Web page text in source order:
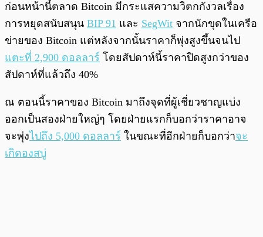
ก่อนหน้านี้ตลาด Bitcoin มีกระแสความวิตกกังวลเรื่อง
การหยุดสนับสนุน BIP 91 และ SegWit จากนักขุดในเครือ
ข่ายของ Bitcoin แต่หลังจากนั้นราคาก็พุ่งสูงขึ้นจนไป
แตะที่ 2,900 ดอลลาร์ โดยสัปดาห์นี้ราคาปิดสูงกว่าของ
สัปดาห์ที่แล้วถึง 40%
ณ ตอนนี้ราคาของ Bitcoin มาถึงจุดที่ผู้เชี่ยวชาญแบ่ง
ออกเป็นสองฝ่ายใหญ่ๆ โดยฝ่ายแรกก็บอกว่าราคาอาจ
จะพุ่งไปถึง 5,000 ดอลลาร์ ในขณะที่อีกฝ่ายก็บอกว่าจะ
เกิดองสบู่